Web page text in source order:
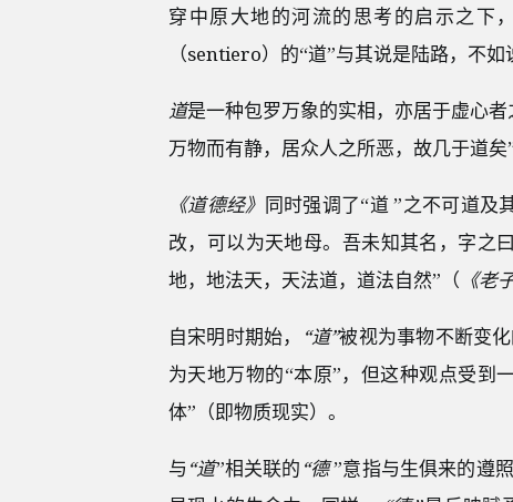
穿中原大地的河流的思考的启示之下
（sentiero）的“道”与其说是陆路，不
道是一种包罗万象的实相，亦居于虚心
万物而有静，居众人之所恶，故几于道矣
《道德经》 同时强调了“道 ”之不可道及
改，可以为天地母。吾未知其名，字之
地，地法天，天法道，道法自然”（ 《老
自宋明时期始， “道”被视为事物不断变
为天地万物的“本原”，但这种观点受到
体”（即物质现实）。
与 “道”相关联的 “德”意指与生俱来的遵